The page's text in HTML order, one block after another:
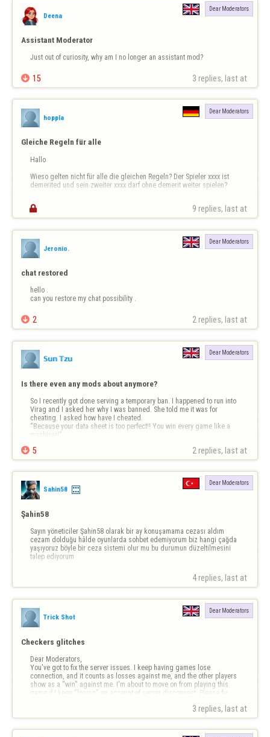
Deena
Dear Moderators
Assistant Moderator
Just out of curiosity, why am I no longer an assistant mod?
 15 3 replies, last at
hoppla
Dear Moderators
Gleiche Regeln für alle
Hallo
Wieso gelten nicht für alle die gleichen Regeln? Der Spieler xxxx ist
demerited und sein zweiter xxxx darf ohne demerit weiter spielen?
sein letztes Spiel und muss nach 7 Tagen dann einen automatischen
Punkteabzug bekommen. Er spielt erst am 5.9. ein Spiel, also 9 Tage…
 9 replies, last at
Jeronio.
Dear Moderators
chat restored
hello .
can you restore my chat possibility .
 2 2 replies, last at
𝕊𝕦𝕟 𝕋𝕫𝕦
Dear Moderators
Is there even any mods about anymore?
So I recently got done serving a temporary ban. I happened to run into
Virag and I asked her why I was banned. She told me it was for
cheating. I asked how have I cheated.
“Because your data sheet is too perfect!! You win every game like a
machine!!”
Surely that is a joke? So you’re telling me, if you win the majority of
your games you could fa…
 5 2 replies, last at
Sahin58
Dear Moderators
Şahin58
Sayın yöneticiler Şahin58 olarak bir ay konuşamama cezası aldım
cezam dolduğu hâlde oyunlarda sohbet edemiyorum biz hangi çağda
yaşıyoruz böyle bir ceza sistemi olur mu bu durumun düzeltilmesini
talep ediyorum
4 replies, last at
Trick Shot
Dear Moderators
Checkers glitches
Dear Moderators,
You've got to fix the server issues. I keep having games lose
connection, and it counts as losses against me, and the other players
show as a "win" against me. I'm about to move on from playing this
game if I keep "losing" on account of server disconnect. Please fix
3 replies, last at